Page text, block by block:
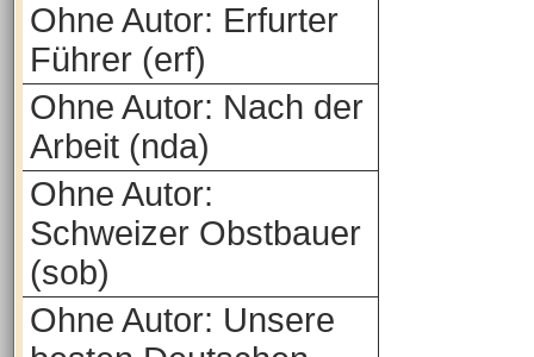
Ohne Autor: Erfurter
Führer (erf)
Ohne Autor: Nach der
Arbeit (nda)
Ohne Autor:
Schweizer Obstbauer
(sob)
Ohne Autor: Unsere